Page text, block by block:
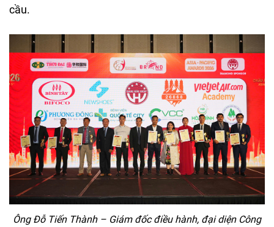
cầu.
Ông Đỗ Tiến Thành – Giám đốc điều hành, đại diện Công